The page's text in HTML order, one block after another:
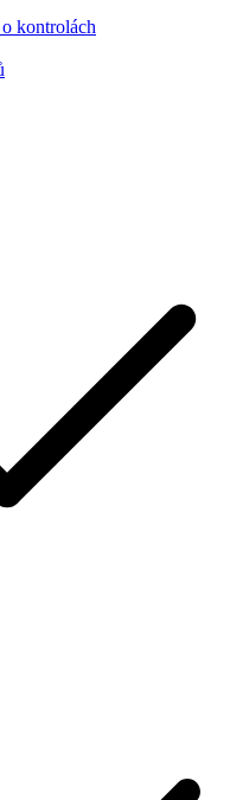
kontrolách